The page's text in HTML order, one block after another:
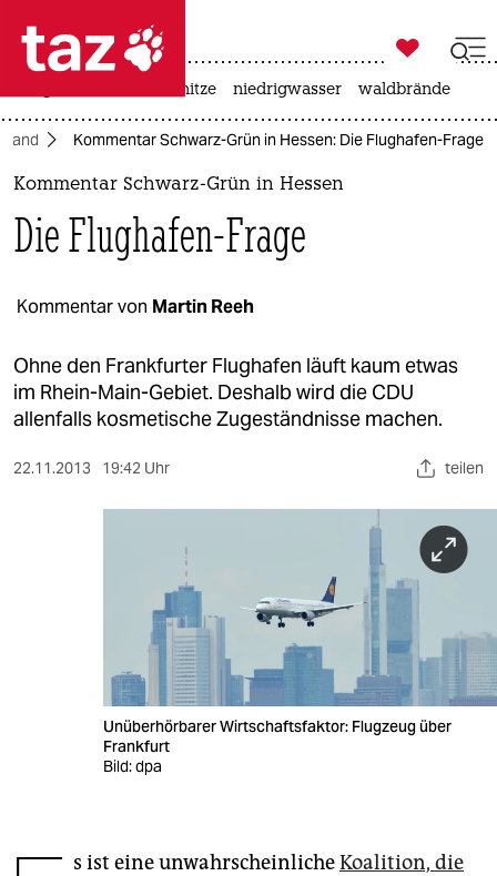
 taz zahl ich
taz zahl ich
politik
öko
gesellschaft
kultur
veranstaltungen
unterstützen

taz zahl ich
hitze niedrigwasser waldbrände
Kommentar Schwarz-Grün in Hessen: Die Flughafen-Frage
Kommentar Schwarz-Grün in Hessen
Die Flughafen-Frage
Kommentar von Martin Reeh
Ohne den Frankfurter Flughafen läuft kaum etwas
im Rhein-Main-Gebiet. Deshalb wird die CDU
allenfalls kosmetische Zugeständnisse machen.
22.11.2013 19:42 Uhr teilen
Unüberhörbarer Wirtschaftsfaktor: Flugzeug über
Frankfurt
Bild: dpa
s ist eine unwahrscheinlicheKoalition, die